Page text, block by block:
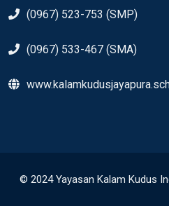
(0967) 523-753 (SMP)
(0967) 533-467 (SMA)
© 2024 Yayasan Kalam Kudus